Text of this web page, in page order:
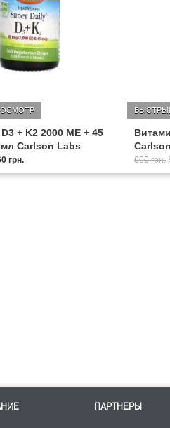
+ K2 2000 МЕ + 45
мл Carlson Labs
грн. 600 грн.
ПАРТНЕРЫ